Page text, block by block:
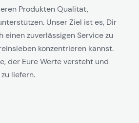
Produkten Qualität,
Unser Ziel ist es, Dir
zuverlässigen Service zu
konzentrieren kannst.
der Eure Werte versteht und
liefern.